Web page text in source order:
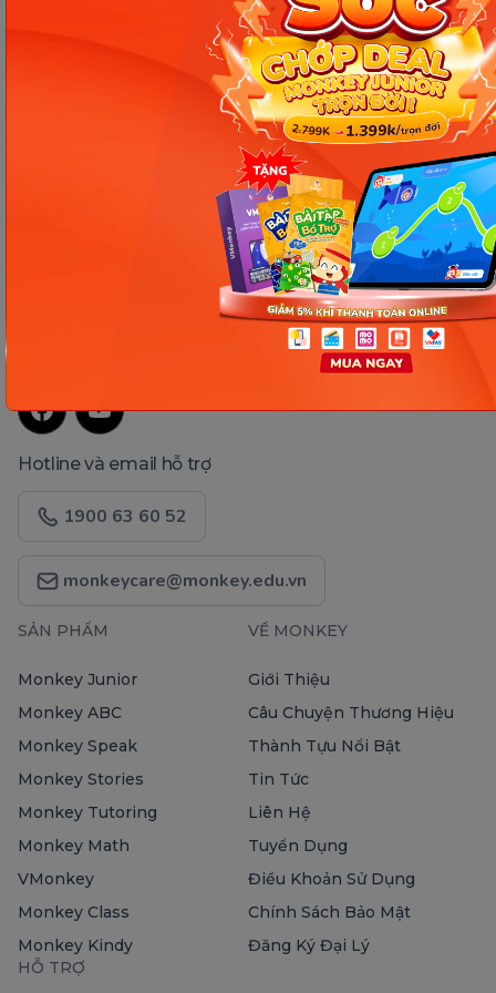
Người đại diện pháp luật: Ông Nguyễn Hoàng Anh - Giám đốc điều hành
Hotline và email hỗ trợ
1900 63 60 52
monkeycare@monkey.edu.vn
SẢN PHẨM
Monkey Junior
Monkey ABC
Monkey Speak
Monkey Stories
Monkey Tutoring
Monkey Math
VMonkey
Monkey Class
Monkey Kindy
VỀ MONKEY
Giới Thiệu
Câu Chuyện Thương Hiệu
Thành Tựu Nổi Bật
Tin Tức
Liên Hệ
Tuyển Dụng
Điều Khoản Sử Dụng
Chính Sách Bảo Mật
Đăng Ký Đại Lý
HỖ TRỢ